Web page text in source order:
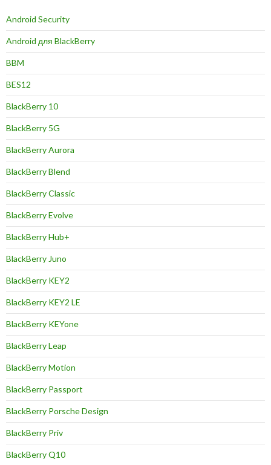
Android Security
Android для BlackBerry
BBM
BES12
BlackBerry 10
BlackBerry 5G
BlackBerry Aurora
BlackBerry Blend
BlackBerry Classic
BlackBerry Evolve
BlackBerry Hub+
BlackBerry Juno
BlackBerry KEY2
BlackBerry KEY2 LE
BlackBerry KEYone
BlackBerry Leap
BlackBerry Motion
BlackBerry Passport
BlackBerry Porsche Design
BlackBerry Priv
BlackBerry Q10